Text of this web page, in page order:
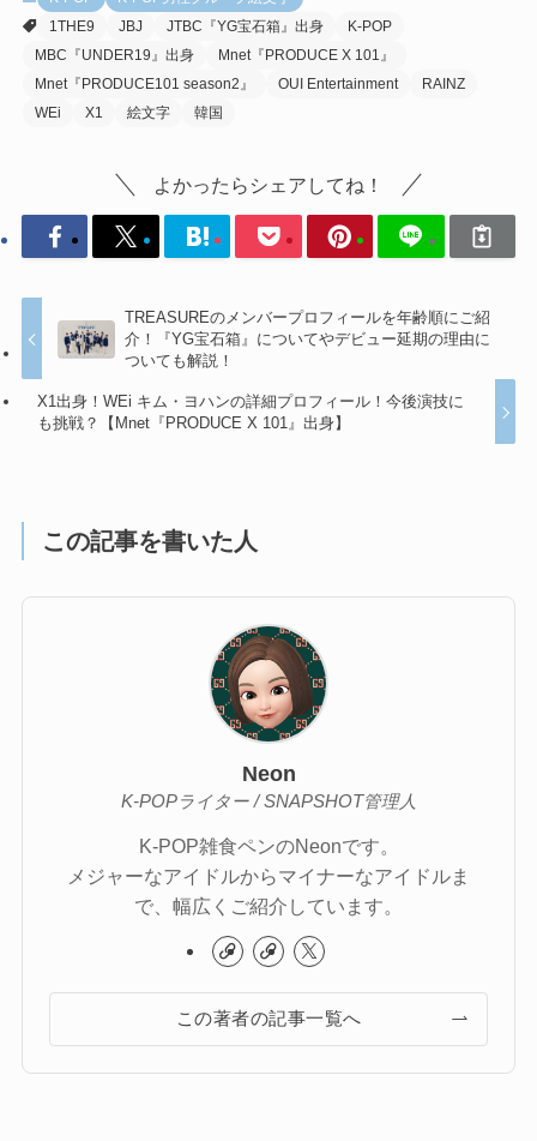
1THE9
JBJ JTBC『YG宝石箱』出身
K-POP
MBC『UNDER19』出身
Mnet『PRODUCE X 101』
Mnet『PRODUCE101 season2』
OUI Entertainment
RAINZ
WEi
X1 絵文字 韓国
よかったらシェアしてね！
TREASUREのメンバープロフィールを年齢順にご紹
介！『YG宝石箱』についてやデビュー延期の理由に
ついても解説！
X1出身！WEi キム・ヨハンの詳細プロフィール！今後演技に
も挑戦？【Mnet『PRODUCE X 101』出身】
この記事を書いた人
Neon
K-POPライター / SNAPSHOT管理人
K-POP雑食ペンのNeonです。
メジャーなアイドルからマイナーなアイドルま
で、幅広くご紹介しています。
この著者の記事一覧へ